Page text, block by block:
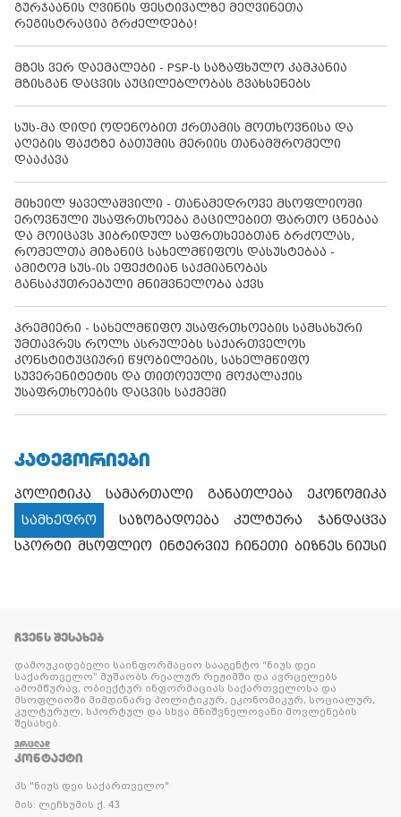
გურჯაანის ღვინის ფესტივალზე მეღვინეთა
რეგისტრაცია გრძელდება!
მზეს ვერ დაემალები - PSP-ს საზაფხულო კამპანია
მზისგან დაცვის აუცილებლობას გვახსენებს
სუს-მა დიდი ოდენობით ქრთამის მოთხოვნისა და
აღების ფაქტზე ბათუმის მერიის თანამშრომელი
დააკავა
მიხეილ ყაველაშვილი - თანამედროვე მსოფლიოში
ეროვნული უსაფრთხოება გაცილებით ფართო ცნებაა
და მოიცავს ჰიბრიდულ საფრთხეებთან ბრძოლას,
რომელთა მიზანიც სახელმწიფოს დასუსტებაა -
ამიტომ სუს-ის ეფექტიან საქმიანობას
განსაკუთრებული მნიშვნელობა აქვს
პრემიერი - სახელმწიფო უსაფრთხოების სამსახური
უმთავრეს როლს ასრულებს საქართველოს
კონსტიტუციური წყობილების, სახელმწიფო
სუვერენიტეტის და თითოეული მოქალაქის
უსაფრთხოების დაცვის საქმეში
ᲙᲐᲢᲔᲒᲝᲠᲘᲔᲑᲘ
პოლიტიკა სამართალი განათლება
ეკონომიკა
სამხედრო
საზოგადოება კულტურა
ჯანდაცვა
სპორტი მსოფლიო ინტერვიუ ჩინეთი ბიზნეს ნიუსი
ᲩᲕᲔᲜᲡ ᲨᲔᲡᲐᲮᲔᲑ
დამოუკიდებელი საინფორმაციო სააგენტო “ნიუს დეი
საქართველო” მუშაობს რეალურ რეჟიმში და ავრცელებს
ამომწურავ, ობიექტურ ინფორმაციას საქართველოსა და
მსოფლიოში მიმდინარე პოლიტიკურ, ეკონომიკურ, სოციალურ,
კულტურულ, სპორტულ და სხვა მნიშვნელოვანი მოვლენების
შესახებ.
ᲕᲠᲪᲚᲐᲓ
ᲙᲝᲜᲢᲐᲥᲢᲘ
პს "ნიუს დეი საქართველო"
მის: ლეჩხუმის ქ. 43